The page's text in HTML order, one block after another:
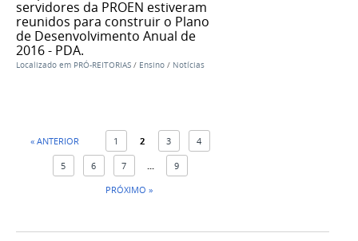
servidores da PROEN estiveram
reunidos para construir o Plano
de Desenvolvimento Anual de
2016 - PDA.
Localizado em PRÓ-REITORIAS / Ensino / Notícias
« ANTERIOR 1 2 3 4
5 6 7 ...
9
PRÓXIMO »